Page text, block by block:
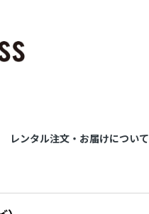
レンタル注文・お届けについて